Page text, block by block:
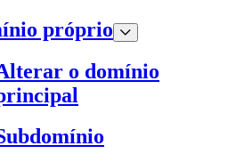
próprio
o domínio